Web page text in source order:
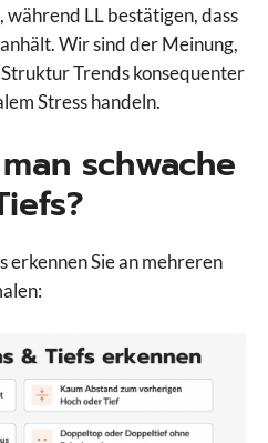
LL bestätigen, dass
Wir sind der Meinung,
Trends konsequenter
Stress handeln.
schwache
erkennen Sie an mehreren